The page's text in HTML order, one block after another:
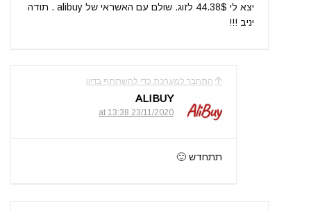
יצא לי 44.38$ לזוג. שולם עם האשראי של alibuy . תודה
יניב !!!
התחבר למערכת כדי להשתתף בדיון
ALIBUY
23/11/2020 at 13:38
תתחדש 🙂